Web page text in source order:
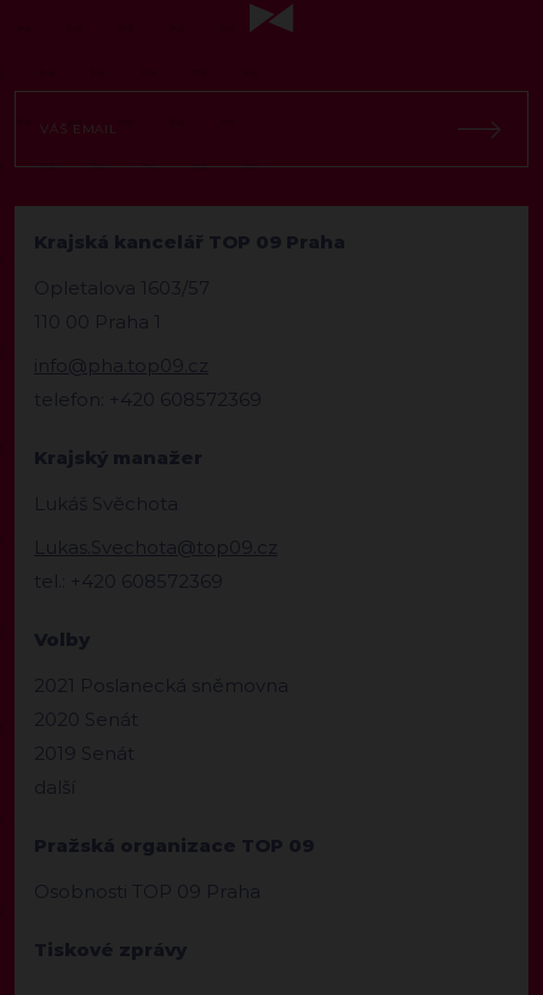
Krajská kancelář TOP 09 Praha
Opletalova 1603/57
110 00 Praha 1
info@pha.top09.cz
telefon: +420 608572369
Krajský manažer
Lukáš Svěchota
Lukas.Svechota@top09.cz
tel.: +420 608572369
Volby
2021 Poslanecká sněmovna
2020 Senát
2019 Senát
další
Pražská organizace TOP 09
Osobnosti TOP 09 Praha
Tiskové zprávy